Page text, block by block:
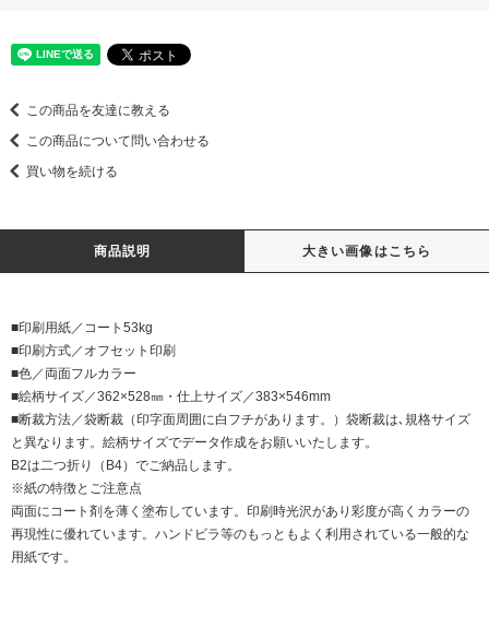
この商品を友達に教える
この商品について問い合わせる
買い物を続ける
商品説明 大きい画像はこちら
■印刷用紙／コート53kg
■印刷方式／オフセット印刷
■色／両面フルカラー
■絵柄サイズ／362×528㎜・仕上サイズ／383×546mm
■断裁方法／袋断裁（印字面周囲に白フチがあります。）袋断裁は､規格サイズ
と異なります。絵柄サイズでデータ作成をお願いいたします。
B2は二つ折り（B4）でご納品します。
※紙の特徴とご注意点
両面にコート剤を薄く塗布しています。印刷時光沢があり彩度が高くカラーの
再現性に優れています。ハンドビラ等のもっともよく利用されている一般的な
用紙です。